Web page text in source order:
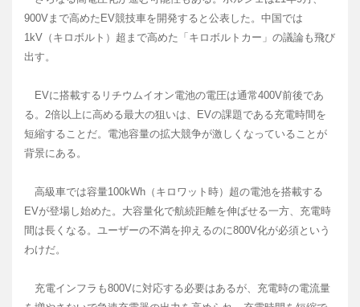
900Vまで高めたEV競技車を開発すると公表した。中国では
1kV（キロボルト）超まで高めた「キロボルトカー」の議論も飛び
出す。
EVに搭載するリチウムイオン電池の電圧は通常400V前後であ
る。2倍以上に高める最大の狙いは、EVの課題である充電時間を
短縮することだ。電池容量の拡大競争が激しくなっていることが
背景にある。
高級車では容量100kWh（キロワット時）超の電池を搭載する
EVが登場し始めた。大容量化で航続距離を伸ばせる一方、充電時
間は長くなる。ユーザーの不満を抑えるのに800V化が必須という
わけだ。
充電インフラも800Vに対応する必要はあるが、充電時の電流量